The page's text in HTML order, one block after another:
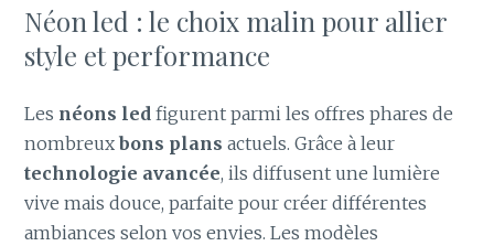
Néon led : le choix malin pour allier
style et performance
Les néons led figurent parmi les offres phares de
nombreuxbons plans actuels. Grâce à leur
technologie avancée, ils diffusent une lumière
vive mais douce, parfaite pour créer différentes
ambiances selon vos envies. Les modèles